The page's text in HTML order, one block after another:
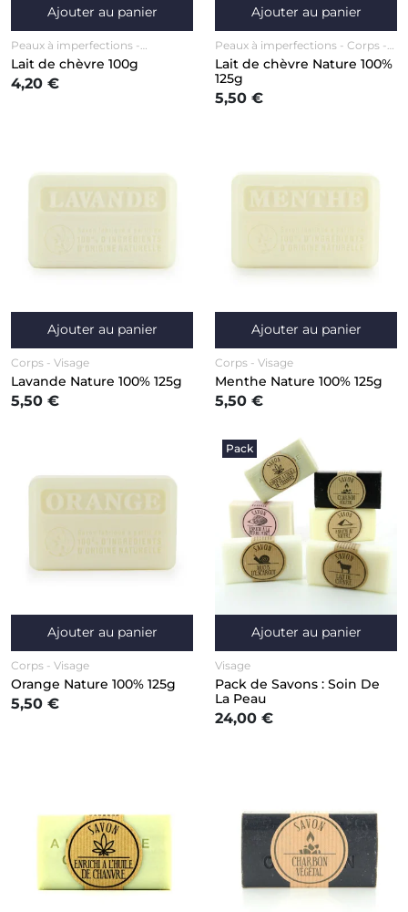
Ajouter au panier
Peaux à imperfections
Nourrissant
Visage
Lait de chèvre 100g
4,20 €
Ajouter au panier
Peaux à imperfections
Corps
Visage
Lait de chèvre Nature 100%
125g
5,50 €
Ajouter au panier
Corps Visage
Lavande Nature 100% 125g
5,50 €
Ajouter au panier
Corps Visage
Menthe Nature 100% 125g
5,50 €
Ajouter au panier
Corps Visage
Orange Nature 100% 125g
5,50 €
Pack
Ajouter au panier
Visage
Pack de Savons : Soin De
La Peau
24,00 €